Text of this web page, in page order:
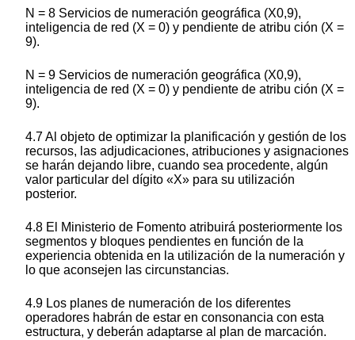
N = 8 Servicios de numeración geográfica (X0,9),
inteligencia de red (X = 0) y pendiente de atribu ción (X =
9).
N = 9 Servicios de numeración geográfica (X0,9),
inteligencia de red (X = 0) y pendiente de atribu ción (X =
9).
4.7 Al objeto de optimizar la planificación y gestión de los
recursos, las adjudicaciones, atribuciones y asignaciones
se harán dejando libre, cuando sea procedente, algún
valor particular del dígito «X» para su utilización
posterior.
4.8 El Ministerio de Fomento atribuirá posteriormente los
segmentos y bloques pendientes en función de la
experiencia obtenida en la utilización de la numeración y
lo que aconsejen las circunstancias.
4.9 Los planes de numeración de los diferentes
operadores habrán de estar en consonancia con esta
estructura, y deberán adaptarse al plan de marcación.